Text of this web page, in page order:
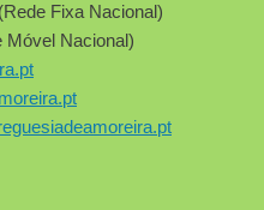
Fixa Nacional)
Móvel Nacional)